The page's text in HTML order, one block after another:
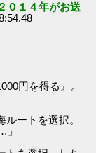
０１４年がお送
円を得る』。
ートを選択。